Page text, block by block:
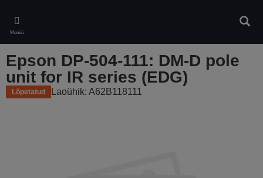
main
content
Menüü
Epson DP-504-111: DM-D pole
unit for IR series (EDG)
Lõpetatud Laoühik: A62B118111